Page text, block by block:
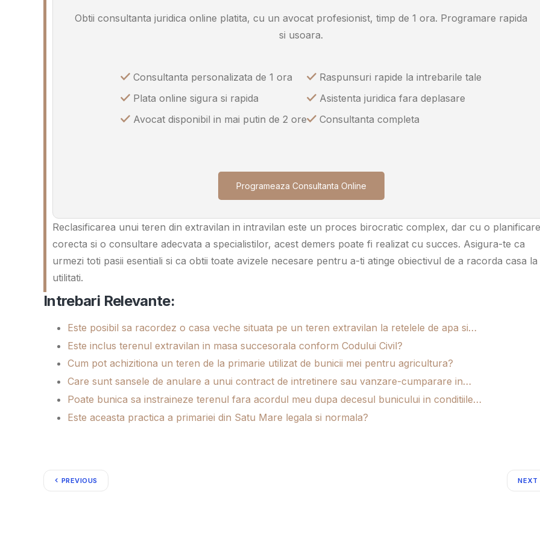
Obtii consultanta juridica online platita, cu un avocat profesionist, timp de 1 ora. Programare rapida
si usoara.
Consultanta personalizata de 1 ora
Plata online sigura si rapida
Avocat disponibil in mai putin de 2 ore
Raspunsuri rapide la intrebarile tale
Asistenta juridica fara deplasare
Consultanta completa
Programeaza Consultanta Online
Reclasificarea unui teren din extravilan in intravilan este un proces birocratic complex, dar cu o planificare
corecta si o consultare adecvata a specialistilor, acest demers poate fi realizat cu succes. Asigura-te ca
urmezi toti pasii esentiali si ca obtii toate avizele necesare pentru a-ti atinge obiectivul de a racorda casa la
utilitati.
Intrebari Relevante:
Este posibil sa racordez o casa veche situata pe un teren extravilan la retelele de apa si…
Este inclus terenul extravilan in masa succesorala conform Codului Civil?
Cum pot achizitiona un teren de la primarie utilizat de bunicii mei pentru agricultura?
Care sunt sansele de anulare a unui contract de intretinere sau vanzare-cumparare in…
Poate bunica sa instraineze terenul fara acordul meu dupa decesul bunicului in conditiile…
Este aceasta practica a primariei din Satu Mare legala si normala?
PREVIOUS NEXT